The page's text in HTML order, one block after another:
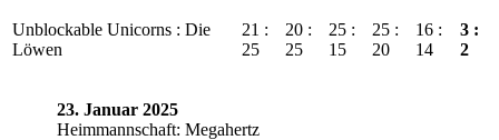
Unblockable Unicorns : Die
Löwen
21 :
25
20 :
25
25 :
15
25 :
20
16 :
14
3 :
2
23. Januar 2025
Heimmannschaft: Megahertz